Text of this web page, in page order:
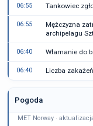
06:55 Tankowiec
06:55
Mężczyzna
archipelagu
06:40 Włamanie do
06:40 Liczba
Pogoda
MET Norway ·